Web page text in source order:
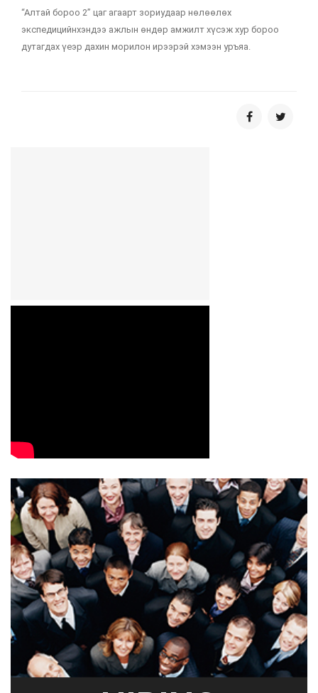
“Алтай бороо 2” цаг агаарт зориудаар нөлөөлөх
экспедицийнхэндээ ажлын өндөр амжилт хүсэж хур бороо
дутагдах үеэр дахин морилон ирээрэй хэмээн уръяа.